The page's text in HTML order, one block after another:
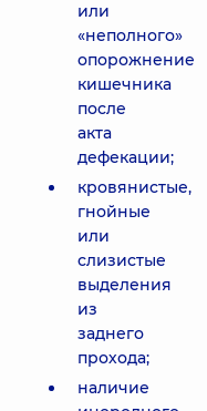
или
«неполного»
опорожнение
кишечника
после
акта
дефекации;
кровянистые,
гнойные
или
слизистые
выделения
из
заднего
прохода;
наличие